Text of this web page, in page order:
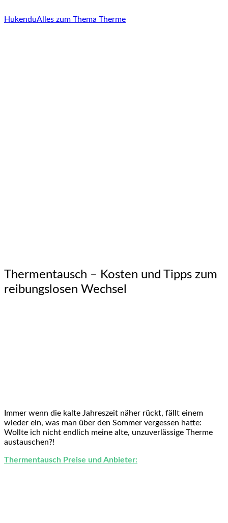
HukenduAlles zum Thema Therme
Thermentausch – Kosten und Tipps zum
reibungslosen Wechsel
Immer wenn die kalte Jahreszeit näher rückt, fällt einem
wieder ein, was man über den Sommer vergessen hatte:
Wollte ich nicht endlich meine alte, unzuverlässige Therme
austauschen?!
Thermentausch Preise und Anbieter: